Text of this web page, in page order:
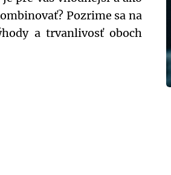
Pozrime sa na
a trvanlivosť oboch